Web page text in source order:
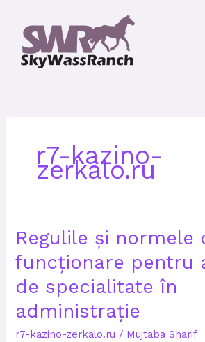
content
r7-kazino-
zerkalo.ru
Regulile și normele
funcționare pentru
de specialitate în
administrație
r7-kazino-zerkalo.ru / Mujtaba Sharif
Regulile
și
normele
de
funcționare
pentru
aparatul
de